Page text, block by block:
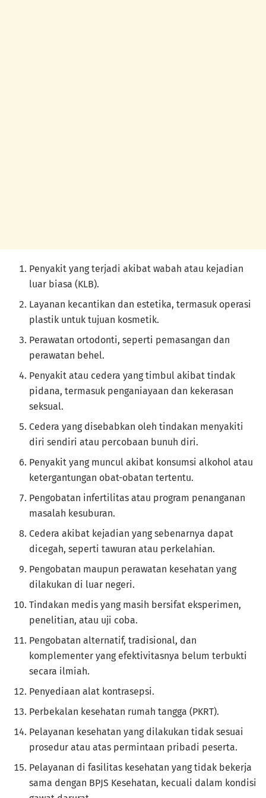
Penyakit yang terjadi akibat wabah atau kejadian
luar biasa (KLB).
Layanan kecantikan dan estetika, termasuk operasi
plastik untuk tujuan kosmetik.
Perawatan ortodonti, seperti pemasangan dan
perawatan behel.
Penyakit atau cedera yang timbul akibat tindak
pidana, termasuk penganiayaan dan kekerasan
seksual.
Cedera yang disebabkan oleh tindakan menyakiti
diri sendiri atau percobaan bunuh diri.
Penyakit yang muncul akibat konsumsi alkohol atau
ketergantungan obat-obatan tertentu.
Pengobatan infertilitas atau program penanganan
masalah kesuburan.
Cedera akibat kejadian yang sebenarnya dapat
dicegah, seperti tawuran atau perkelahian.
Pengobatan maupun perawatan kesehatan yang
dilakukan di luar negeri.
Tindakan medis yang masih bersifat eksperimen,
penelitian, atau uji coba.
Pengobatan alternatif, tradisional, dan
komplementer yang efektivitasnya belum terbukti
secara ilmiah.
Penyediaan alat kontrasepsi.
Perbekalan kesehatan rumah tangga (PKRT).
Pelayanan kesehatan yang dilakukan tidak sesuai
prosedur atau atas permintaan pribadi peserta.
Pelayanan di fasilitas kesehatan yang tidak bekerja
sama dengan BPJS Kesehatan, kecuali dalam kondisi